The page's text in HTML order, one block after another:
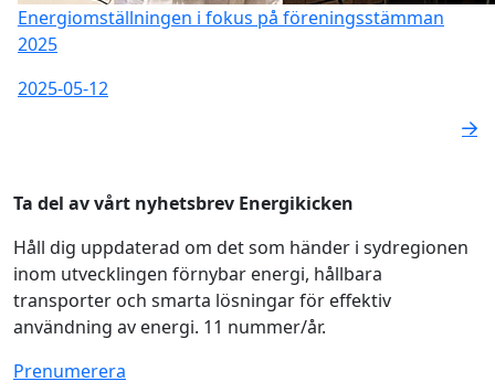
Energiomställningen i fokus på föreningsstämman
2025
2025-05-12
Ta del av vårt nyhetsbrev Energikicken
Håll dig uppdaterad om det som händer i sydregionen
inom utvecklingen förnybar energi, hållbara
transporter och smarta lösningar för effektiv
användning av energi. 11 nummer/år.
Prenumerera